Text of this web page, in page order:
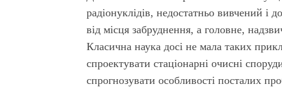
радіонуклідів, недостатньо вивчений і
від місця забруднення, а головне,
Класична наука досі не мала таких
спроектувати стаціонарні очисні
спрогнозувати особливості посталих